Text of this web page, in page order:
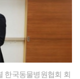
한국동물병원협회 회